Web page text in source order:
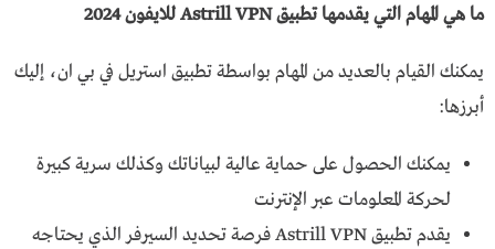
ما هي المهام التي يقدمها تطبيق Astrill VPN للايفون 2024
يمكنك القيام بالعديد من المهام بواسطة تطبيق استريل في بي ان، إليك
أبرزها:
يمكنك الحصول على حماية عالية لبياناتك وكذلك سرية كبيرة
لحركة المعلومات عبر الإنترنت
يقدم تطبيق Astrill VPN فرصة تحديد السيرفر الذي يحتاجه